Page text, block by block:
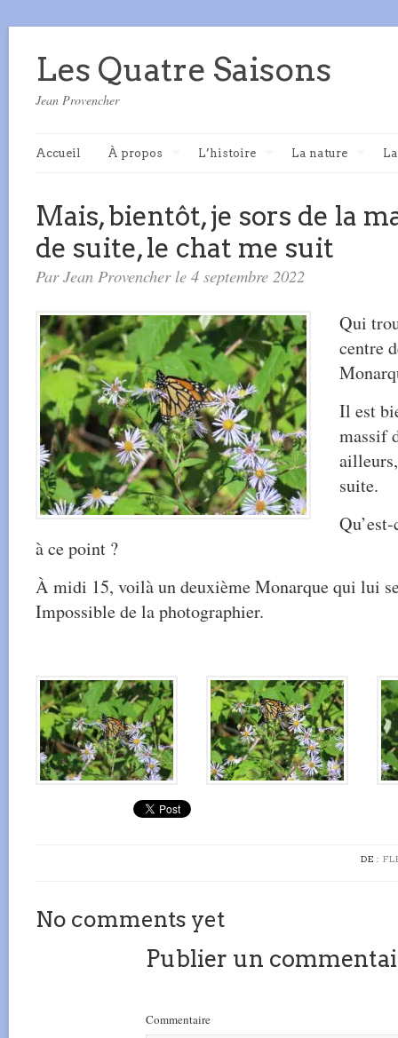
Les Quatre Saisons
Jean Provencher
Accueil À propos L’histoire La nature
Mais, bientôt, je sors de la
de suite, le chat me suit
Par Jean Provencher le 4 septembre 2022
Qui
centre
Il est
massif
suite.
à ce point ?
À midi 15, voilà un deuxième Monarque qui lui
Impossible de la photographier.
DE :
No comments yet
Publier un
Commentaire